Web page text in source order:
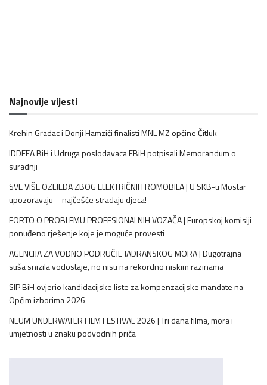
Najnovije vijesti
Krehin Gradac i Donji Hamzići finalisti MNL MZ općine Čitluk
IDDEEA BiH i Udruga poslodavaca FBiH potpisali Memorandum o
suradnji
SVE VIŠE OZLJEDA ZBOG ELEKTRIČNIH ROMOBILA | U SKB-u Mostar
upozoravaju – najčešće stradaju djeca!
FORTO O PROBLEMU PROFESIONALNIH VOZAČA | Europskoj komisiji
ponuđeno rješenje koje je moguće provesti
AGENCIJA ZA VODNO PODRUČJE JADRANSKOG MORA | Dugotrajna
suša snizila vodostaje, no nisu na rekordno niskim razinama
SIP BiH ovjerio kandidacijske liste za kompenzacijske mandate na
Općim izborima 2026
NEUM UNDERWATER FILM FESTIVAL 2026 | Tri dana filma, mora i
umjetnosti u znaku podvodnih priča